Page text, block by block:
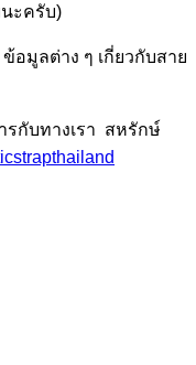
นะครับ)
อมูลต่าง ๆ เกี่ยวกับสาย
รกับทางเรา สหรักษ์